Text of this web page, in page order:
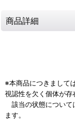
商品詳細
※本商品につきまして
視認性を欠く個体が存
該当の状態について
ます。